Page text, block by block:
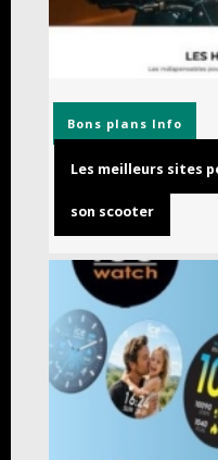
Bons plans Info
Les meilleurs sites
son scooter